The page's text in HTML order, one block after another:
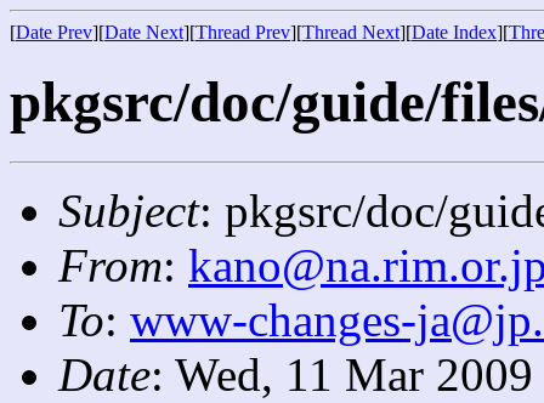
[Date Prev][Date Next][Thread Prev][Thread Next][Date Index][
pkgsrc/doc/guide/
Subject: pkgsrc/doc/
From:
To: www-changes-
Date: Wed, 11 Mar